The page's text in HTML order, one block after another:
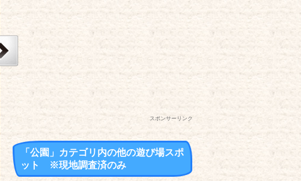
スポンサーリンク
「公園」カテゴリ内の他の遊び場スポ
ット ※現地調査済のみ